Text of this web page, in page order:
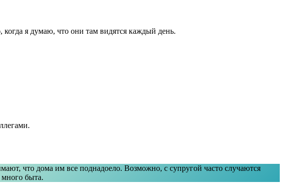
я думаю, что они там видятся каждый день.
что дома им все поднадоело. Возможно, с супругой часто случаются
быта.